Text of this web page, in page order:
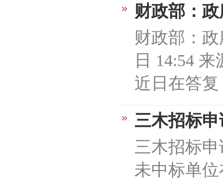
财政部：
财政部：
日 14:54
近日在答复
三木招标
三木招标
未中标单